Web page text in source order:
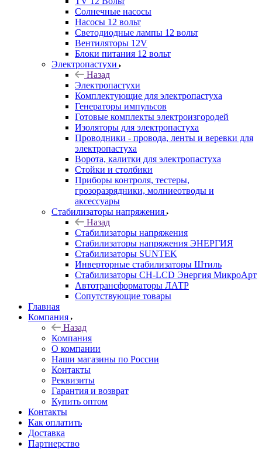
Солнечные насосы
Насосы 12 вольт
Светодиодные лампы 12 вольт
Вентиляторы 12V
Блоки питания 12 вольт
Электропастухи
Назад
Электропастухи
Комплектующие для электропастуха
Генераторы импульсов
Готовые комплекты электроизгородей
Изоляторы для электропастуха
Проводники - провода, ленты и веревки для
электропастуха
Ворота, калитки для электропастуха
Стойки и столбики
Приборы контроля, тестеры,
грозоразрядники, молниеотводы и
аксессуары
Стабилизаторы напряжения
Назад
Стабилизаторы напряжения
Стабилизаторы напряжения ЭНЕРГИЯ
Стабилизаторы SUNTEK
Инверторные стабилизаторы Штиль
Стабилизаторы СН-LCD Энepгия МикроАрт
Автотрансформаторы ЛАТР
Сопутствующие товары
Главная
Компания
Назад
Компания
О компании
Наши магазины по России
Контакты
Реквизиты
Гарантия и возврат
Купить оптом
Контакты
Как оплатить
Доставка
Партнерство